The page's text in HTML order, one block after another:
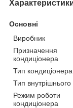
Основні
Виробник
Призначення
кондиціонера
Тип кондиціонера
Тип внутрішнього
Режим роботи
кондиціонера